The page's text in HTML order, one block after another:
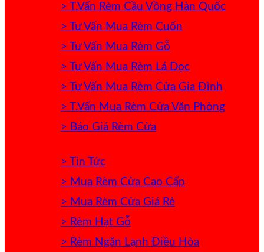
> T.Vấn Rèm Cầu Vồng Hàn Quốc
> Tư Vấn Mua Rèm Cuốn
> Tư Vấn Mua Rèm Gỗ
> Tư Vấn Mua Rèm Lá Dọc
> Tư Vấn Mua Rèm Cửa Gia Đình
> T.Vấn Mua Rèm Cửa Văn Phòng
> Báo Giá Rèm Cửa
> Tin Tức
> Mua Rèm Cửa Cao Cấp
> Mua Rèm Cửa Giá Rẻ
> Rèm Hạt Gỗ
> Rèm Ngăn Lạnh Điều Hòa